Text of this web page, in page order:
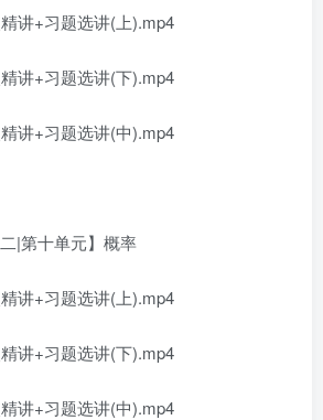
精讲+习题选讲(上).mp4
精讲+习题选讲(下).mp4
精讲+习题选讲(中).mp4
|第十单元】概率
精讲+习题选讲(上).mp4
精讲+习题选讲(下).mp4
精讲+习题选讲(中).mp4